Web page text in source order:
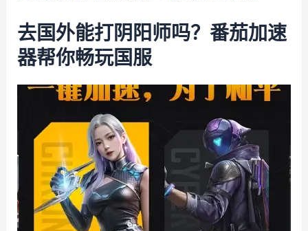
去国外能打阴阳师吗？番茄加速
器帮你畅玩国服